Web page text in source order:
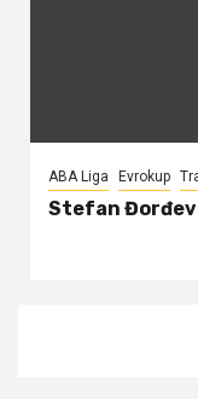
ABA Liga Evrokup
Stefan